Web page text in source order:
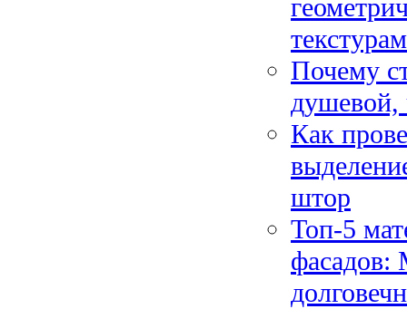
Почему
душевой,
Как
штор
Топ-5
фасадов: